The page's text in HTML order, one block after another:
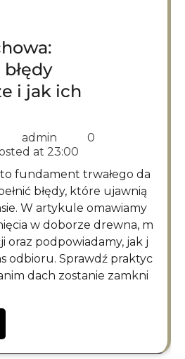
i jak ich
admin
0
at 23:00
błędy, które ujawnią
W artykule omawiamy
w doborze drewna, m
oraz podpowiadamy, jak j
odbioru. Sprawdź praktyc
dach zostanie zamkni